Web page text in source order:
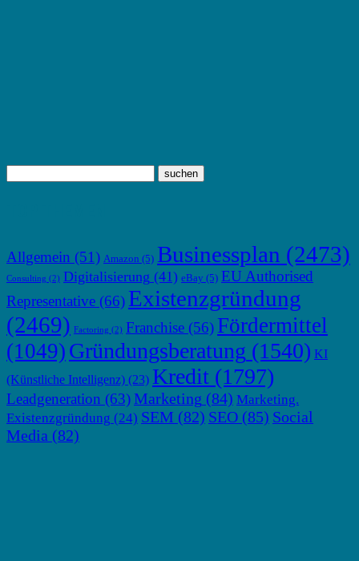
Allgemein (51) Amazon (5) Businessplan (2473)
Consulting (2) Digitalisierung (41) eBay (5) EU Authorised
Representative (66) Existenzgründung
(2469) Factoring (2) Franchise (56) Fördermittel
(1049) Gründungsberatung (1540) KI
(Künstliche Intelligenz) (23) Kredit (1797)
Leadgeneration (63)Marketing (84) Marketing.
Existenzgründung (24) SEM (82) SEO (85) Social
Media (82)